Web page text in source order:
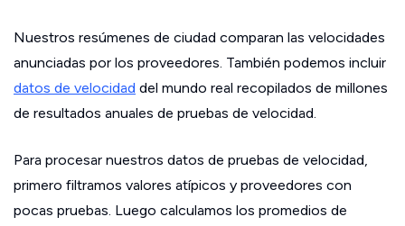
Nuestros resúmenes de ciudad comparan las velocidades
anunciadas por los proveedores. También podemos incluir
datos de velocidad del mundo real recopilados de millones
de resultados anuales de pruebas de velocidad.
Para procesar nuestros datos de pruebas de velocidad,
primero filtramos valores atípicos y proveedores con
pocas pruebas. Luego calculamos los promedios de